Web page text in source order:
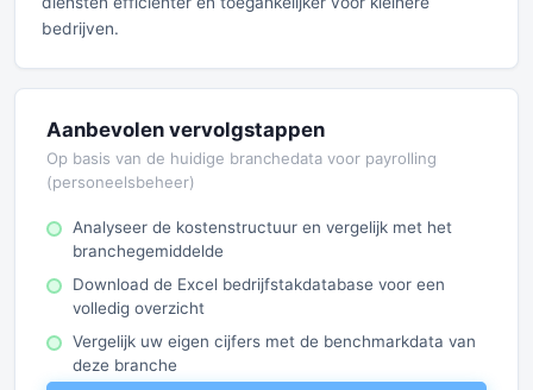
bedrijven.
Aanbevolen vervolgstappen
Op basis van de huidige branchedata voor payrolling
(personeelsbeheer)
Analyseer de kostenstructuur en vergelijk met het
branchegemiddelde
Download de Excel bedrijfstakdatabase voor een
volledig overzicht
Vergelijk uw eigen cijfers met de benchmarkdata van
deze branche